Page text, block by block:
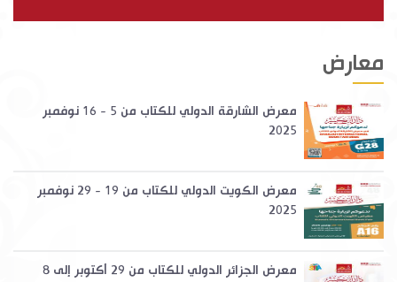
معارض
معرض الشارقة الدولي للكتاب من 5 - 16 نوفمبر
2025
معرض الكويت الدولي للكتاب من 19 - 29 نوفمبر
2025
معرض الجزائر الدولي للكتاب من 29 أكتوبر إلى 8